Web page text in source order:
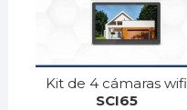
Kit de 4 cámaras wifi
SCI65